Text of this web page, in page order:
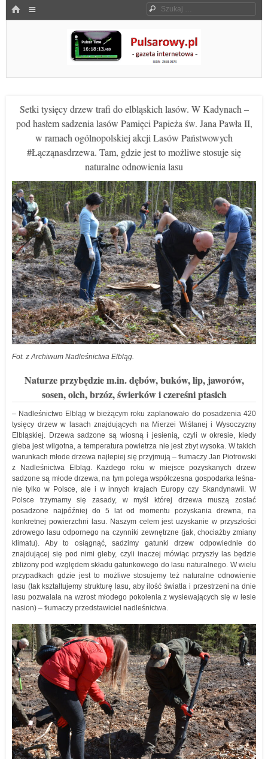
HOME Szukaj
Pulsarowy.pl
Setki tysięcy drzew trafi do elbląskich lasów. W Kadynach –
pod hasłem sadzenia lasów Pamięci Papieża św. Jana Pawła II,
w ramach ogólnopolskiej akcji Lasów Państwowych
#Łącząnasdrzewa. Tam, gdzie jest to możliwe stosuje się
naturalne odnowienia lasu
Fot. z Archiwum Nadleśnictwa Elbląg.
Naturze przybędzie m.in. dębów, buków, lip, jaworów,
sosen, olch, brzóz, świerków i czereśni ptasich
– Nadleśnictwo Elbląg w bieżącym roku zaplanowało do posadzenia 420
tysięcy drzew w lasach znajdujących na Mierzei Wiślanej i Wysoczyzny
Elbląskiej. Drzewa sadzone są wiosną i jesienią, czyli w okresie, kiedy
gleba jest wilgotna, a temperatura powietrza nie jest zbyt wysoka. W takich
warunkach młode drzewa najlepiej się przyjmują – tłumaczy Jan Piotrowski
z Nadleśnictwa Elbląg. Każdego roku w miejsce pozyskanych drzew
sadzone są młode drzewa, na tym polega współczesna gospodarka leśna-
nie tylko w Polsce, ale i w innych krajach Europy czy Skandynawii. W
Polsce trzymamy się zasady, w myśl której drzewa muszą zostać
posadzone najpóźniej do 5 lat od momentu pozyskania drewna, na
konkretnej powierzchni lasu. Naszym celem jest uzyskanie w przyszłości
zdrowego lasu odpornego na czynniki zewnętrzne (jak, chociażby zmiany
klimatu). Aby to osiągnąć, sadzimy gatunki drzew odpowiednie do
znajdującej się pod nimi gleby, czyli inaczej mówiąc przyszły las będzie
zbliżony pod względem składu gatunkowego do lasu naturalnego. W wielu
przypadkach gdzie jest to możliwe stosujemy też naturalne odnowienie
lasu (tak kształtujemy strukturę lasu, aby ilość światła i przestrzeni na dnie
lasu pozwalała na wzrost młodego pokolenia z wysiewających się w lesie
nasion) – tłumaczy przedstawiciel nadleśnictwa.